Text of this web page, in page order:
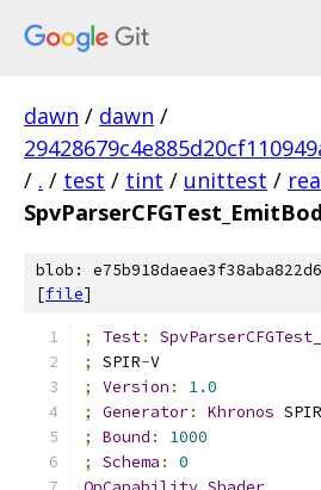
dawn / dawn /
/ . / test / tint / unittest /
blob:
[file]
; Test:
;
SPIR-V
;
Version :
1.0
;
Generator: Khronos SPIR
;
Bound :
1000
;
Schema :
0